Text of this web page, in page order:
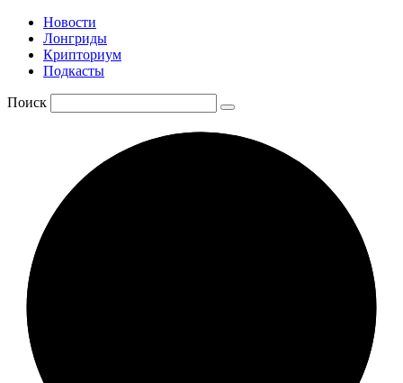
Новости
Лонгриды
Крипториум
Подкасты
Поиск